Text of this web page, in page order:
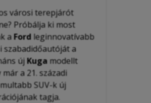
városi terepjárót
Próbálja ki most
aFord leginnovatívabb
szabadidőautóját a
újKuga modellt
már a 21. századi
SUV-k új
tagja.